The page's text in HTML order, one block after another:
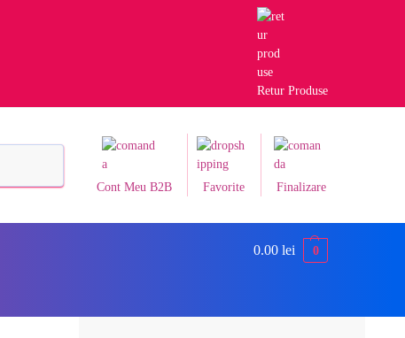
Retur Produse
Cont Meu B2B Favorite Finalizare
0.00 lei 0